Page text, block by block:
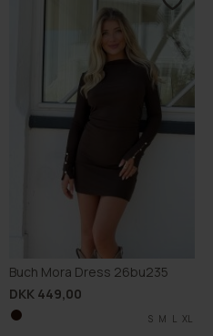
Buch Mora Dress 26bu235
DKK 449,00
S M L XL